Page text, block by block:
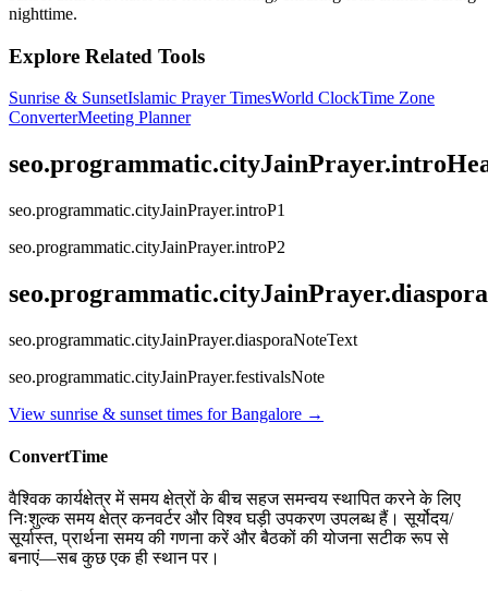
nighttime.
Explore Related Tools
Sunrise & SunsetIslamic Prayer TimesWorld ClockTime Zone
ConverterMeeting Planner
seo.programmatic.cityJainPrayer.introP1
seo.programmatic.cityJainPrayer.introP2
seo.programmatic.cityJainPrayer.diasporaNoteText
seo.programmatic.cityJainPrayer.festivalsNote
View sunrise & sunset times forBangalore →
ConvertTime
वैश्विक कार्यक्षेत्र में समय क्षेत्रों के बीच सहज समन्वय स्थापित करने के लिए
निःशुल्क समय क्षेत्र कनवर्टर और विश्व घड़ी उपकरण उपलब्ध हैं। सूर्योदय/
सूर्यास्त, प्रार्थना समय की गणना करें और बैठकों की योजना सटीक रूप से
बनाएं—सब कुछ एक ही स्थान पर।